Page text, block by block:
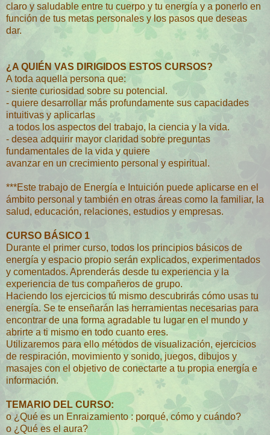
claro y saludable entre tu cuerpo y tu energía y a ponerlo en
función de tus metas personales y los pasos que deseas
dar.
¿A QUIÉN VAS DIRIGIDOS ESTOS CURSOS?
A toda aquella persona que:
- siente curiosidad sobre su potencial.
- quiere desarrollar más profundamente sus capacidades
intuitivas y aplicarlas
a todos los aspectos del trabajo, la ciencia y la vida.
- desea adquirir mayor claridad sobre preguntas
fundamentales de la vida y quiere
avanzar en un crecimiento personal y espiritual.
***Este trabajo de Energía e Intuición puede aplicarse en el
ámbito personal y también en otras áreas como la familiar, la
salud, educación, relaciones, estudios y empresas.
CURSO BÁSICO 1
Durante el primer curso, todos los principios básicos de
energía y espacio propio serán explicados, experimentados
y comentados. Aprenderás desde tu experiencia y la
experiencia de tus compañeros de grupo.
Haciendo los ejercicios tú mismo descubrirás cómo usas tu
energía. Se te enseñarán las herramientas necesarias para
encontrar de una forma agradable tu lugar en el mundo y
abrirte a ti mismo en todo cuanto eres.
Utilizaremos para ello métodos de visualización, ejercicios
de respiración, movimiento y sonido, juegos, dibujos y
masajes con el objetivo de conectarte a tu propia energía e
información.
TEMARIO DEL CURSO:
o ¿Qué es un Enraizamiento : porqué, cómo y cuándo?
o ¿Qué es el aura?